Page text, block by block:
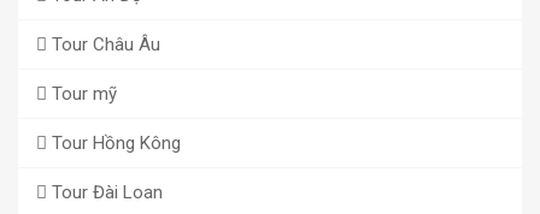
Tour Châu Âu
Tour mỹ
Tour Hồng Kông
Tour Đài Loan